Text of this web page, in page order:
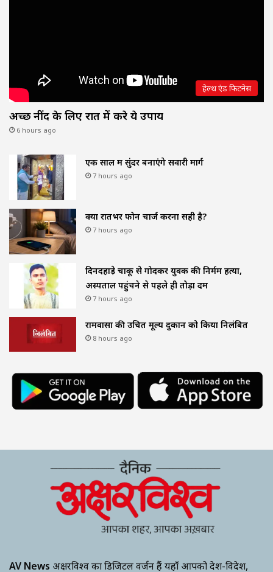
हेल्थ एंड फिटनेस
अच्छी नींद के लिए रात में करे ये उपाय
6 hours ago
एक साल में सुंदर बनाएंगे सवारी मार्ग
7 hours ago
क्या रातभर फोन चार्ज करना सही है?
7 hours ago
दिनदहाड़े चाकू से गोदकर युवक की निर्मम हत्या,
अस्पताल पहुंचने से पहले ही तोड़ा दम
7 hours ago
रामवासा की उचित मूल्य दुकान को किया निलंबित
8 hours ago
AV News अक्षरविश्व का डिजिटल वर्जन हैं यहाँ आपको देश-विदेश,